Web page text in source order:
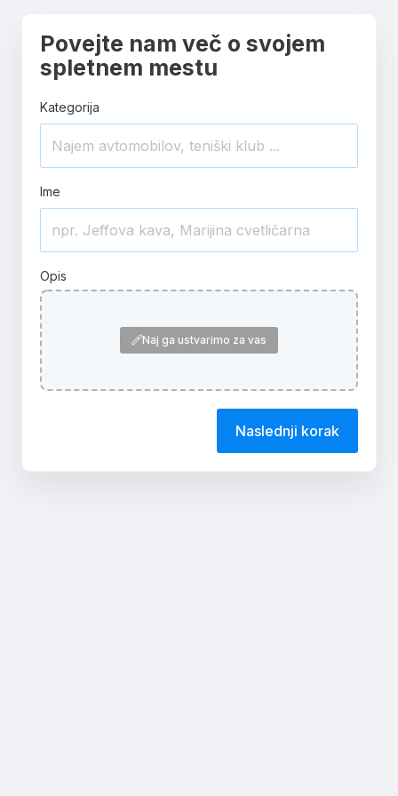
Povejte nam več o svojem
spletnem mestu
Kategorija
Ime
Opis
Naj ga ustvarimo za vas
Naslednji korak